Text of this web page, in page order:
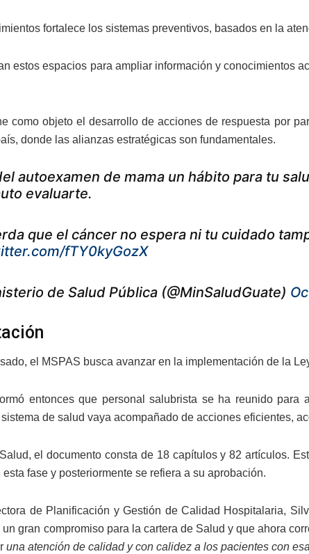
fortalece los sistemas preventivos, basados en la
estos espacios para ampliar información y conocimientos
como objeto el desarrollo de acciones de respuesta por
donde las alianzas estratégicas son fundamentales.
autoexamen de mama un hábito para tu
evaluarte.
que el cáncer no espera ni tu cuidado
fTY0kyGozX
de Salud Pública (@MinSaludGuate)
el MSPAS busca avanzar en la implementación de la
entonces que personal salubrista se ha reunido
de salud vaya acompañado de acciones eficientes,
el documento consta de 18 capítulos y 82 artículos.
fase y posteriormente se refiera a su aprobación.
de Planificación y Gestión de Calidad Hospitalaria,
gran compromiso para la cartera de Salud y que ahora
una atención de calidad y con calidez a los pacientes con